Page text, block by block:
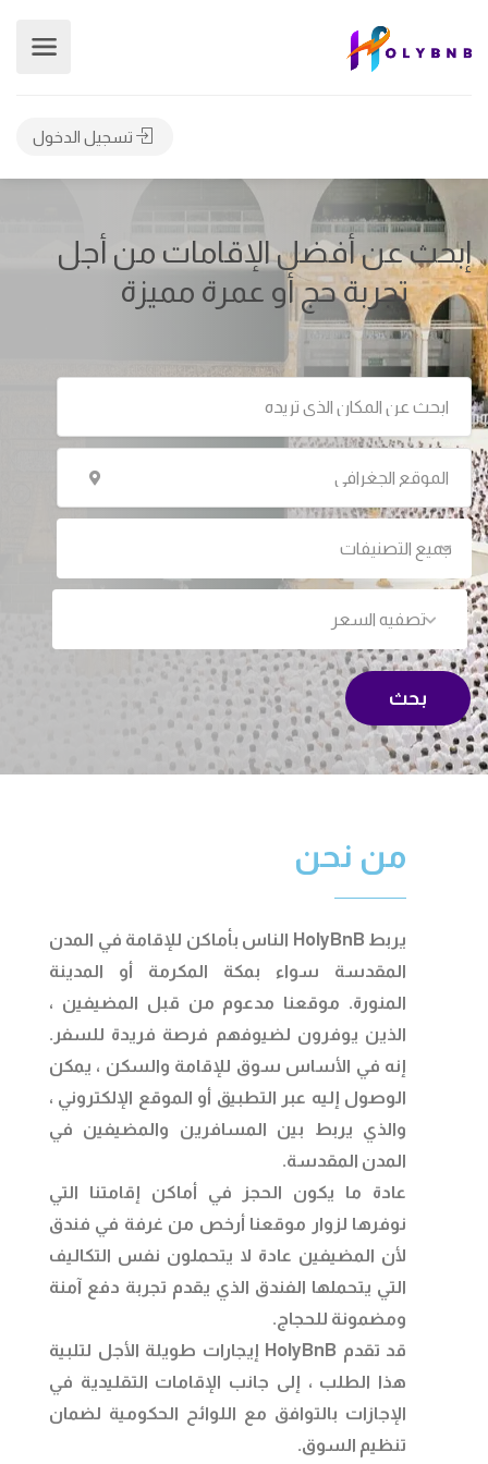
تسجيل الدخول
عن أفضل الإقامات من أجل
تجربة حج أو عمرة مميزة
جميع التصنيفات
تصفيه السعر
بحث
من نحن
يربط HolyBnB الناس بأماكن للإقامة في المدن
المقدسة سواء بمكة المكرمة أو المدينة
المنورة. موقعنا مدعوم من قبل المضيفين ،
الذين يوفرون لضيوفهم فرصة فريدة للسفر.
إنه في الأساس سوق للإقامة والسكن ، يمكن
الوصول إليه عبر التطبيق أو الموقع الإلكتروني ،
والذي يربط بين المسافرين والمضيفين في
المدن المقدسة.
عادة ما يكون الحجز في أماكن إقامتنا التي
نوفرها لزوار موقعنا أرخص من غرفة في فندق
لأن المضيفين عادة لا يتحملون نفس التكاليف
التي يتحملها الفندق الذي يقدم تجربة دفع آمنة
ومضمونة للحجاج.
قد تقدم HolyBnB إيجارات طويلة الأجل لتلبية
هذا الطلب ، إلى جانب الإقامات التقليدية في
الإجازات بالتوافق مع اللوائح الحكومية لضمان
تنظيم السوق.